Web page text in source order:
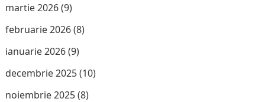
martie 2026(9)
februarie 2026(8)
ianuarie 2026(9)
decembrie 2025(10)
noiembrie 2025(8)